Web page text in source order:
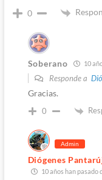
0
Soberano 10
Responde a
Gracias.
0
Admin
Diógenes
10 años han pasado